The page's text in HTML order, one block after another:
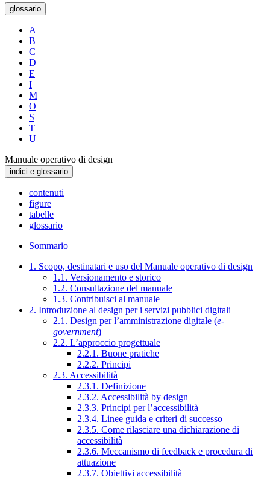
glossario
A
B
C
D
E
I
M
O
S
T
U
Manuale operativo di design
indici e glossario
contenuti
figure
tabelle
glossario
Sommario
1. Scopo, destinatari e uso del Manuale operativo di design
1.1. Versionamento e storico
1.2. Consultazione del manuale
1.3. Contribuisci al manuale
2. Introduzione al design per i servizi pubblici digitali
2.1. Design per l’amministrazione digitale (e-
government)
2.2. L’approccio progettuale
2.2.1. Buone pratiche
2.2.2. Principi
2.3. Accessibilità
2.3.1. Definizione
2.3.2. Accessibilità by design
2.3.3. Principi per l’accessibilità
2.3.4. Linee guida e criteri di successo
2.3.5. Come rilasciare una dichiarazione di
accessibilità
2.3.6. Meccanismo di feedback e procedura di
attuazione
2.3.7. Obiettivi accessibilità